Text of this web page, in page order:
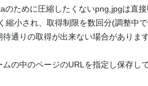
ために圧縮したくないpng,jpgは直
小され、取得制限を数回分(調整中で
通りの取得が出来ない場合がありま
の中のページのURLを指定し保存し